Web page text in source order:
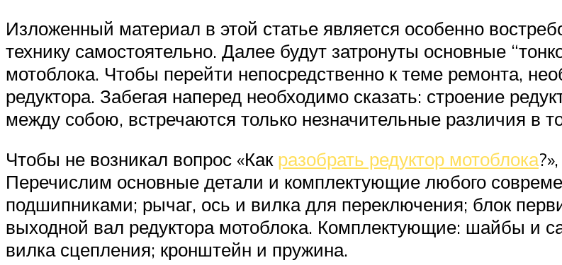
Изложенный материал в этой статье является особенно
технику самостоятельно. Далее будут затронуты основные
мотоблока. Чтобы перейти непосредственно к теме ремонта,
редуктора. Забегая наперед необходимо сказать: строение
между собою, встречаются только незначительные различия в
Чтобы не возникал вопрос «Как разобрать редуктор мотоблока
Перечислим основные детали и комплектующие любого
подшипниками; рычаг, ось и вилка для переключения; блок
выходной вал редуктора мотоблока. Комплектующие: шайбы и
вилка сцепления; кронштейн и пружина.